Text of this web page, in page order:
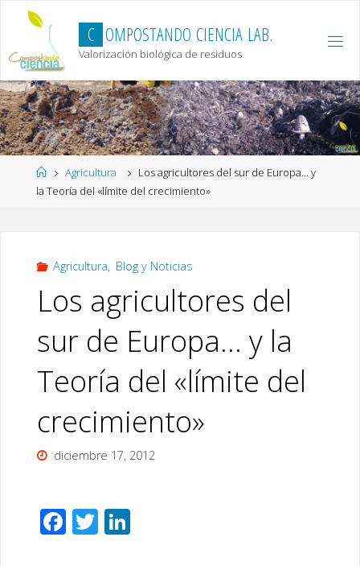
content
C OMPOSTANDO CIENCIA LAB.
Valorización biológica de residuos
HomeAgricultura
Los agricultores del sur de Europa… y
la Teoría del «límite del crecimiento»
Agricultura, Blog y Noticias
Los agricultores del
sur de Europa… y la
Teoría del «límite del
crecimiento»
diciembre 17, 2012
F T Li